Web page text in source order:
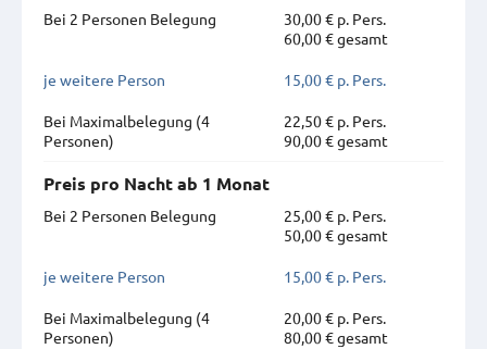
Bei 2 Personen Belegung
30,00 € p. Pers.
60,00 € gesamt
je weitere Person 15,00 € p. Pers.
Bei Maximal­belegung (4
Personen)
22,50 € p. Pers.
90,00 € gesamt
Preis pro Nacht ab 1 Monat
Bei 2 Personen Belegung
25,00 € p. Pers.
50,00 € gesamt
je weitere Person 15,00 € p. Pers.
Bei Maximal­belegung (4
Personen)
20,00 € p. Pers.
80,00 € gesamt